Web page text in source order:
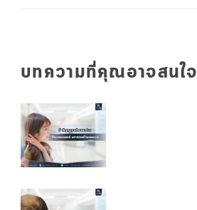
บทความที่คุณอาจสนใจ